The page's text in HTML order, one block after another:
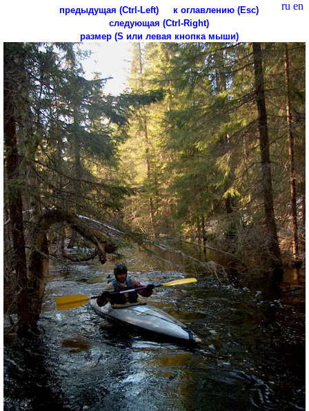
ru en
предыдущая (Ctrl-Left)
к оглавлению (Esc)
следующая (Ctrl-Right)
размер (S или левая кнопка мыши)